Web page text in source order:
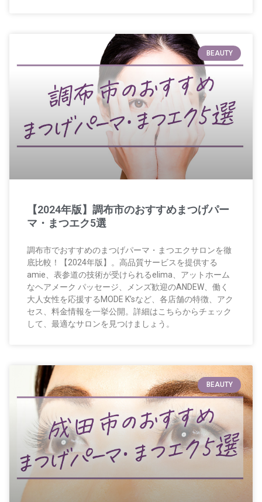
BEAUTY
【2024年版】調布市のおすすめまつげパー
マ・まつエク5選
調布市でおすすめのまつげパーマ・まつエクサロンを徹
底比較！【2024年版】。高品質サービスを提供する
amie、表参道の技術が受けられるelima、アットホーム
なヘアメーク パッセージ、メンズ歓迎のANDEW、働く
大人女性を応援するMODE K’sなど、各店舗の特徴、アク
セス、料金情報を一挙公開。詳細はこちらからチェック
して、最適なサロンを見つけましょう。
BEAUTY